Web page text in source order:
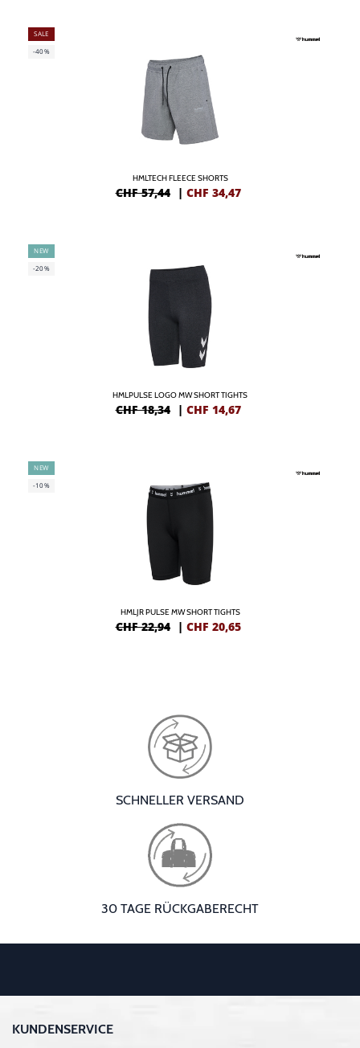
SALE
-40%
HMLTECH FLEECE SHORTS
CHF 57,44 | CHF 34,47
NEW
-20%
HMLPULSE LOGO MW SHORT TIGHTS
CHF 18,34 | CHF 14,67
NEW
-10%
HMLJR PULSE MW SHORT TIGHTS
CHF 22,94 | CHF 20,65
SCHNELLER VERSAND
30 TAGE RÜCKGABERECHT
KUNDENSERVICE